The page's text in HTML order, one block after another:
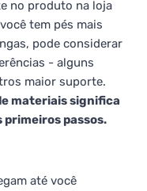
no produto na loja
tem pés mais
pode considerar
- alguns
maior suporte.
materiais significa
passos.
até você